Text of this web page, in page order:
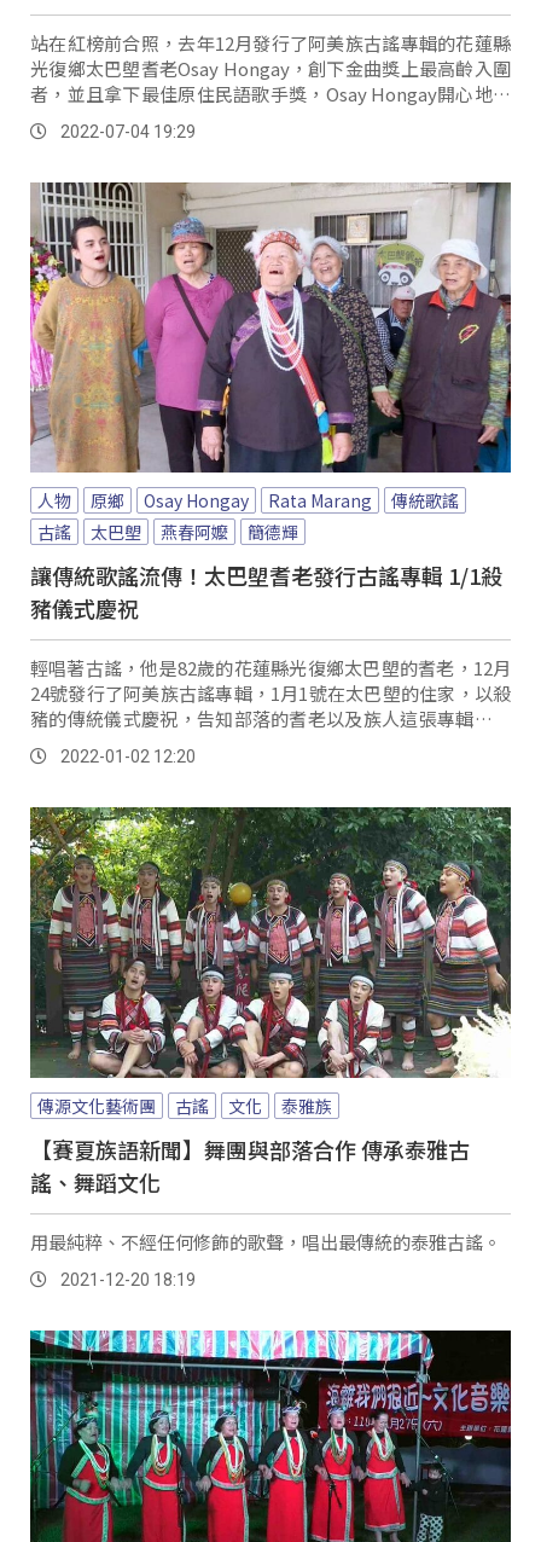
站在紅榜前合照，去年12月發行了阿美族古謠專輯的花蓮縣
光復鄉太巴塱耆老Osay Hongay，創下金曲獎上最高齡入圍
者，並且拿下最佳原住民語歌手獎，Osay Hongay開心地表
示，很榮幸能登上金曲獎舞台，更是太巴塱部落的榮耀。
2022-07-04 19:29
人物 原鄉 Osay Hongay Rata Marang
傳統歌謠
古謠
太巴塱 燕春阿嬤 簡德輝
讓傳統歌謠流傳！太巴塱耆老發行古謠專輯 1/1殺
豬儀式慶祝
輕唱著古謠，他是82歲的花蓮縣光復鄉太巴塱的耆老，12月
24號發行了阿美族古謠專輯，1月1號在太巴塱的住家，以殺
豬的傳統儀式慶祝，告知部落的耆老以及族人這張專輯的發
佈。2022-01-02 12:20
傳源文化藝術團 古謠 文化 泰雅族
【賽夏族語新聞】舞團與部落合作 傳承泰雅古
謠、舞蹈文化
用最純粹、不經任何修飾的歌聲，唱出最傳統的泰雅古謠。
2021-12-20 18:19